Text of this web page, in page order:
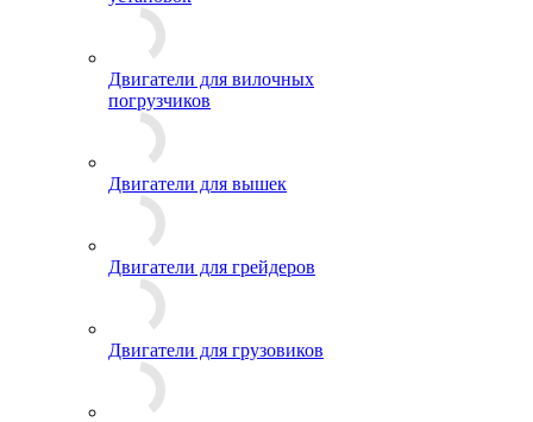
Двигатели для вилочных
погрузчиков
Двигатели для вышек
Двигатели для грейдеров
Двигатели для грузовиков